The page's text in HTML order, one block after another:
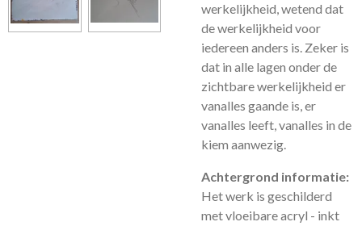
werkelijkheid, wetend dat
de werkelijkheid voor
iedereen anders is. Zeker is
dat in alle lagen onder de
zichtbare werkelijkheid er
vanalles gaande is, er
vanalles leeft, vanalles in de
kiem aanwezig.
Achtergrond informatie:
Het werk is geschilderd
met vloeibare acryl - inkt